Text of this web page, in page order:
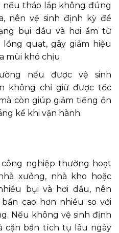
nếu tháo lắp không đúng
nên vệ sinh định kỳ để
bụi dầu và hơi ẩm từ
lồng quạt, gây giảm hiệu
mùi khó chịu.
nếu được vệ sinh
không chỉ giữ được tốc
còn giúp giảm tiếng ồn
kể khi vận hành.
công nghiệp thường hoạt
xưởng, nhà kho hoặc
bụi và hơi dầu, nên
cao hơn nhiều so với
Nếu không vệ sinh định
cặn bẩn tích tụ lâu ngày